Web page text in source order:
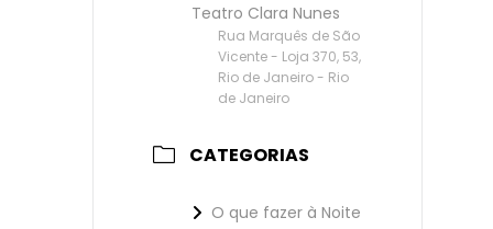
Teatro Clara Nunes
Rua Marquês de São
Vicente - Loja 370, 53,
Rio de Janeiro - Rio
de Janeiro
CATEGORIAS
O que fazer à Noite